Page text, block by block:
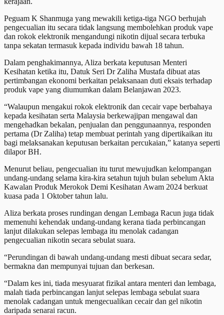
Peguam K Shanmuga yang mewakili ketiga-tiga NGO berhujah
pengecualian itu secara tidak langsung membolehkan produk vape
dan rokok elektronik mengandungi nikotin dijual secara terbuka
tanpa sekatan termasuk kepada individu bawah 18 tahun.
Dalam penghakimannya, Aliza berkata keputusan Menteri
Kesihatan ketika itu, Datuk Seri Dr Zaliha Mustafa dibuat atas
pertimbangan ekonomi berkaitan pelaksanaan duti eksais terhadap
produk vape yang diumumkan dalam Belanjawan 2023.
“Walaupun mengakui rokok elektronik dan cecair vape berbahaya
kepada kesihatan serta Malaysia berkewajipan mengawal dan
mengehadkan bekalan, penjualan dan penggunaannya, responden
pertama (Dr Zaliha) tetap membuat perintah yang dipertikaikan itu
bagi melaksanakan keputusan berkaitan percukaian,” katanya seperti
dilapor BH.
Menurut beliau, pengecualian itu turut mewujudkan kelompangan
undang-undang selama kira-kira setahun tujuh bulan sebelum Akta
Kawalan Produk Merokok Demi Kesihatan Awam 2024 berkuat
kuasa pada 1 Oktober tahun lalu.
Aliza berkata proses rundingan dengan Lembaga Racun juga tidak
memenuhi kehendak undang-undang kerana tiada perbincangan
lanjut dilakukan selepas lembaga itu menolak cadangan
pengecualian nikotin secara sebulat suara.
“Perundingan di bawah undang-undang mesti dibuat secara sedar,
bermakna dan mempunyai tujuan dan berkesan.
“Dalam kes ini, tiada mesyuarat fizikal antara menteri dan lembaga,
malah tiada perbincangan lanjut selepas lembaga sebulat suara
menolak cadangan untuk mengecualikan cecair dan gel nikotin
daripada senarai racun.